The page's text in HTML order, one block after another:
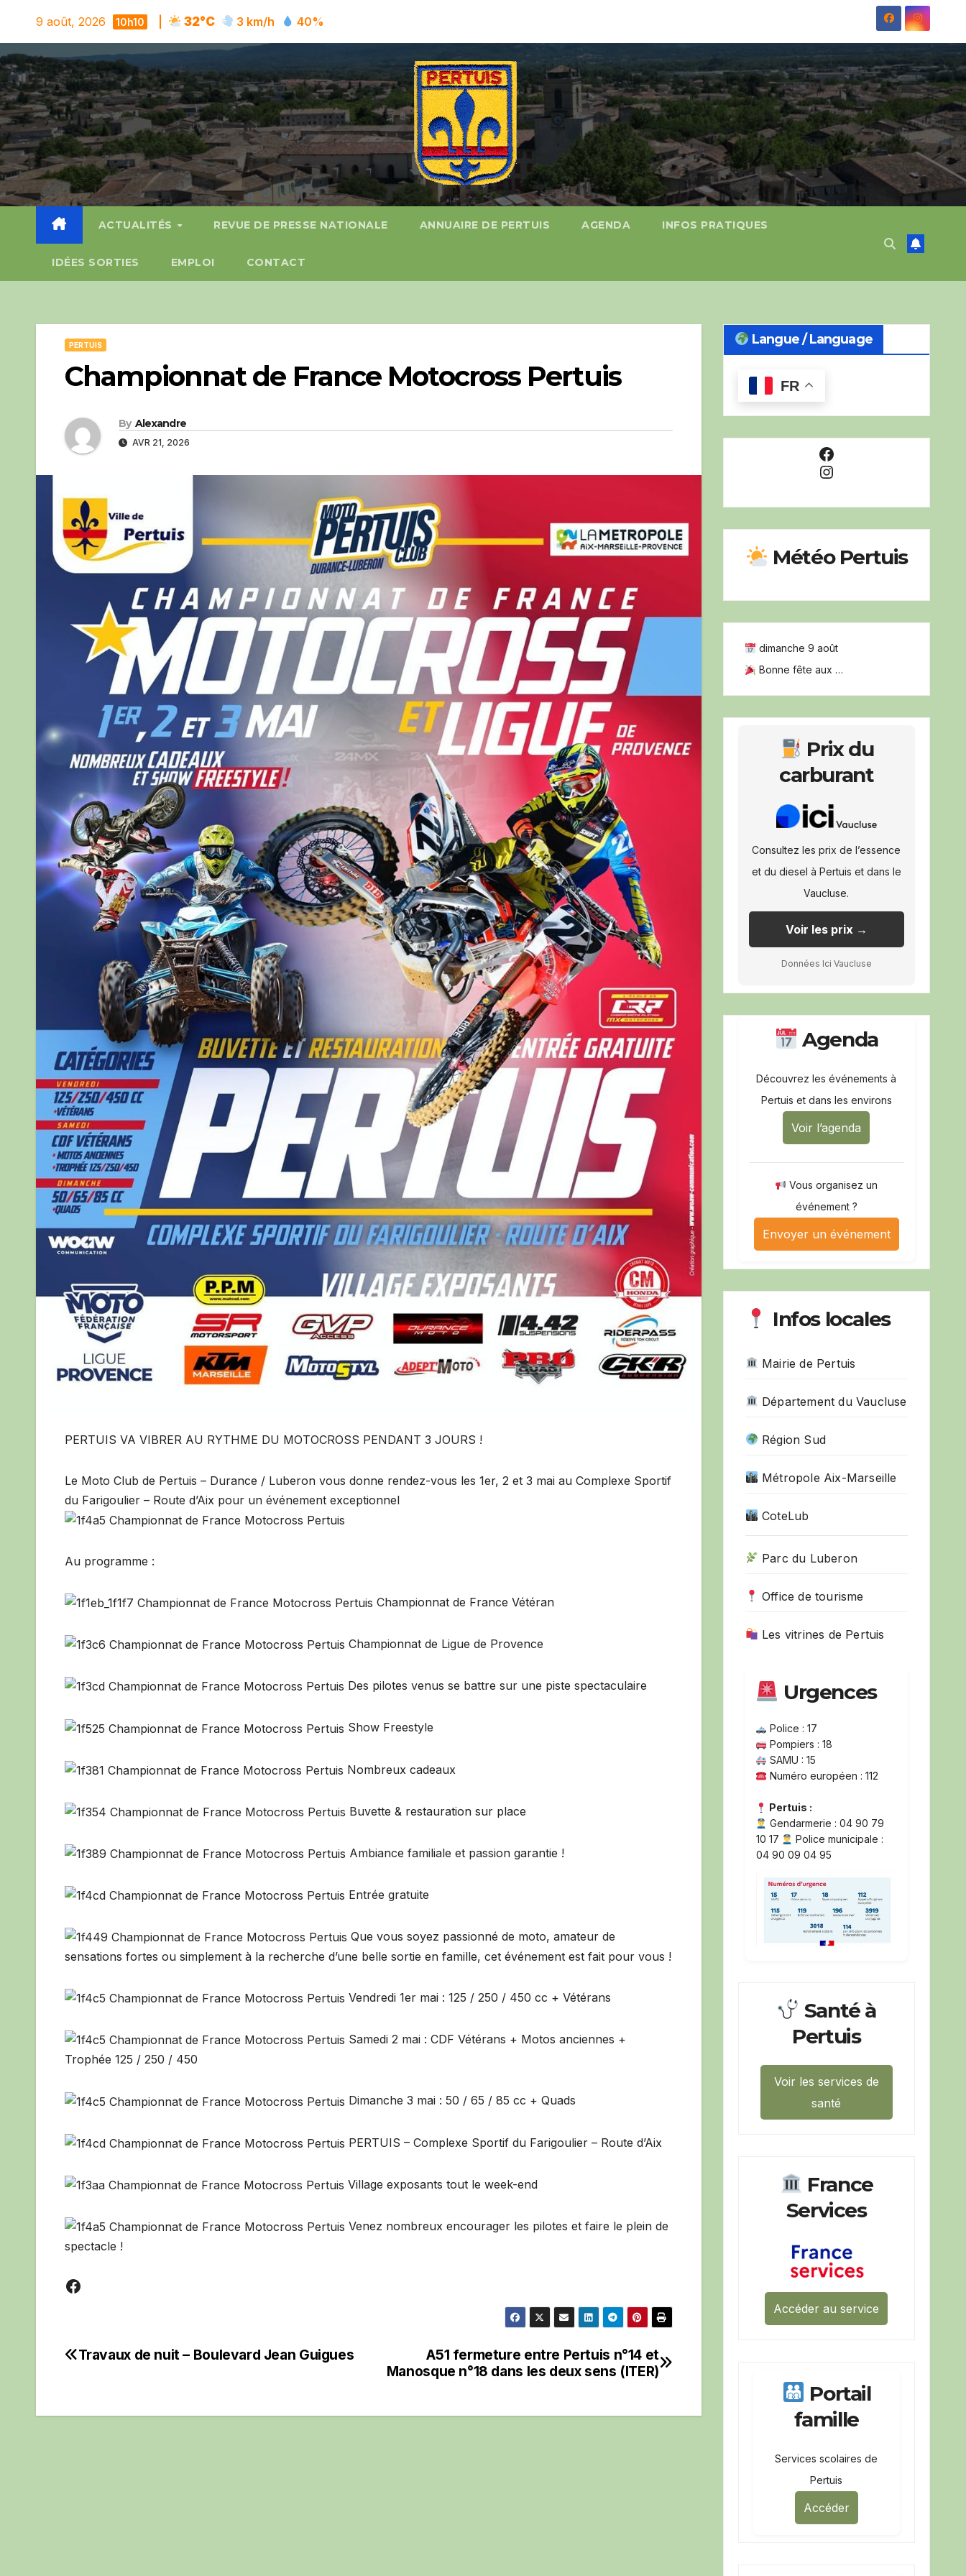
content
9 août, 2026 10h10 32°C 3 km/h 40%
ACTUALITÉS REVUE DE PRESSE NATIONALE ANNUAIRE DE PERTUIS AGENDA INFOS PRATIQUES
IDÉES SORTIES EMPLOI CONTACT
PERTUIS
Championnat de France Motocross Pertuis
By Alexandre
AVR 21, 2026
PERTUIS VA VIBRER AU RYTHME DU MOTOCROSS PENDANT 3 JOURS !
Le Moto Club de Pertuis – Durance / Luberon vous donne rendez-vous les 1er, 2 et 3 mai au Complexe Sportif
du Farigoulier – Route d’Aix pour un événement exceptionnel
Au programme :
Championnat de France Vétéran
Championnat de Ligue de Provence
Des pilotes venus se battre sur une piste spectaculaire
Show Freestyle
Nombreux cadeaux
Buvette & restauration sur place
Ambiance familiale et passion garantie !
Entrée gratuite
Que vous soyez passionné de moto, amateur de
sensations fortes ou simplement à la recherche d’une belle sortie en famille, cet événement est fait pour vous !
Vendredi 1er mai : 125 / 250 / 450 cc + Vétérans
Samedi 2 mai : CDF Vétérans + Motos anciennes +
Trophée 125 / 250 / 450
Dimanche 3 mai : 50 / 65 / 85 cc + Quads
PERTUIS – Complexe Sportif du Farigoulier – Route d’Aix
Village exposants tout le week-end
Venez nombreux encourager les pilotes et faire le plein de
spectacle !
Facebook
Navigation
l’article
A51 fermeture entre Pertuis n°14 et
Manosque n°18 dans les deux sens (ITER)
Travaux de nuit – Boulevard Jean Guigues
Langue / Language
FR
Facebook
Instagram
Météo Pertuis
dimanche 9 août
Bonne fête aux …
Prix du
carburant
Consultez les prix de l’essence
et du diesel à Pertuis et dans le
Vaucluse.
Voir les prix →
Données Ici Vaucluse
Agenda
Découvrez les événements à
Pertuis et dans les environs
Voir l’agenda
Vous organisez un
événement ?
Envoyer un événement
Infos locales
Mairie de Pertuis
Département du Vaucluse
Région Sud
Métropole Aix-Marseille
CoteLub
Parc du Luberon
Office de tourisme
Les vitrines de Pertuis
Urgences
Police : 17
Pompiers : 18
SAMU : 15
Numéro européen : 112
Pertuis :
Gendarmerie : 04 90 79
10 17
Police municipale :
04 90 09 04 95
Santé à
Pertuis
Voir les services de
santé
France
Services
Accéder au service
Portail
famille
Services scolaires de
Pertuis
Accéder